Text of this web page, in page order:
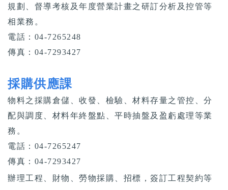
規劃、督導考核及年度營業計畫之研訂分析及控管等
相業務。
電話：04-7265248
傳真：04-7293427
採購供應課
物料之採購倉儲、收發、檢驗、材料存量之管控、分
配與調度、材料年終盤點、平時抽盤及盈虧處理等業
務。
電話：04-7265247
傳真：04-7293427
辦理工程、財物、勞物採購、招標，簽訂工程契約等